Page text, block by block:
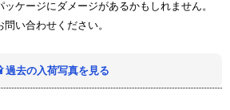
ケージにダメージがあるかもしれません。
い合わせください。
過去の入荷写真を見る